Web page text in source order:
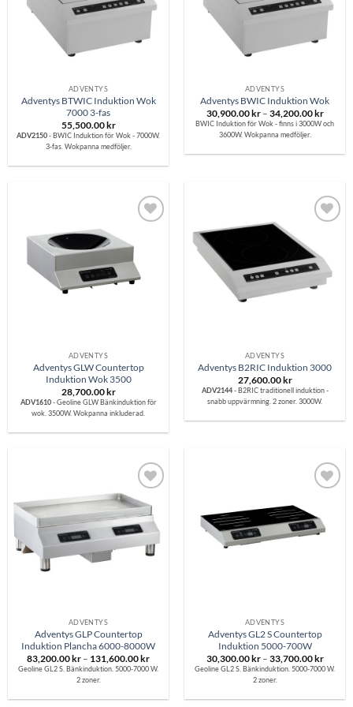
ADVENTYS
Adventys BTWIC Induktion Wok
7000 3-fas
55,500.00kr
ADV2150- BWIC Induktion för Wok - 7000W.
3-fas. Wokpanna medföljer.
ADVENTYS
Adventys BWIC Induktion Wok
30,900.00kr – 34,200.00kr
till
BWIC Induktion för Wok - finns i 3000W och
3600W. Wokpanna medföljer.
önskelistan
ADVENTYS
Adventys GLW Countertop
Induktion Wok 3500
28,700.00 kr
ADV1610- Geoline GLW Bänkinduktion för
wok. 3500W. Wokpanna inkluderad.
önskelistan
ADVENTYS
Adventys B2RIC Induktion 3000
27,600.00 kr
ADV2144- B2RIC traditionell induktion -
snabb uppvärmning. 2 zoner. 3000W.
Lägg till i
önskelistan
ADVENTYS
Adventys GLP Countertop
Induktion Plancha 6000-8000W
83,200.00 kr – 131,600.00 krPrisintervall:
83,200.00 kr
Geoline GL2 S. Bänkinduktion. 5000-7000 W.
2 zoner.
önskelistan
ADVENTYS
Adventys GL2 S Countertop
Induktion 5000-700W
30,300.00 kr – 33,700.00 kr
Geoline GL2 S. Bänkinduktion. 5000-7000 W.
2 zoner.